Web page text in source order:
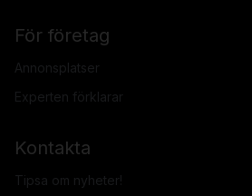
För företag
Annonsplatser
Experten förklarar
Kontakta
Tipsa om nyheter!